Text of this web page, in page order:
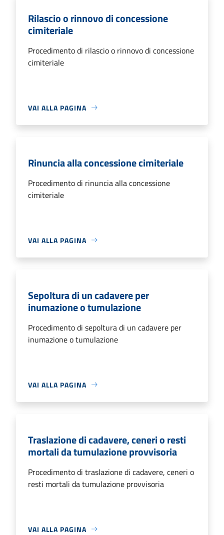
Rilascio o rinnovo di concessione
cimiteriale
Procedimento di rilascio o rinnovo di concessione
cimiteriale
VAI ALLA PAGINA
Rinuncia alla concessione cimiteriale
Procedimento di rinuncia alla concessione
cimiteriale
VAI ALLA PAGINA
Sepoltura di un cadavere per
inumazione o tumulazione
Procedimento di sepoltura di un cadavere per
inumazione o tumulazione
VAI ALLA PAGINA
Traslazione di cadavere, ceneri o resti
mortali da tumulazione provvisoria
Procedimento di traslazione di cadavere, ceneri o
resti mortali da tumulazione provvisoria
VAI ALLA PAGINA